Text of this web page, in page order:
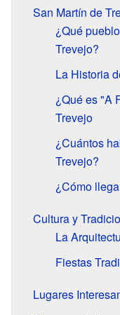
San Martín de
¿Qué
Trevejo?
La Historia
¿Qué es "A
Trevejo
¿Cuántos
Trevejo?
¿Cómo
Cultura y
La
Fiestas
Lugares